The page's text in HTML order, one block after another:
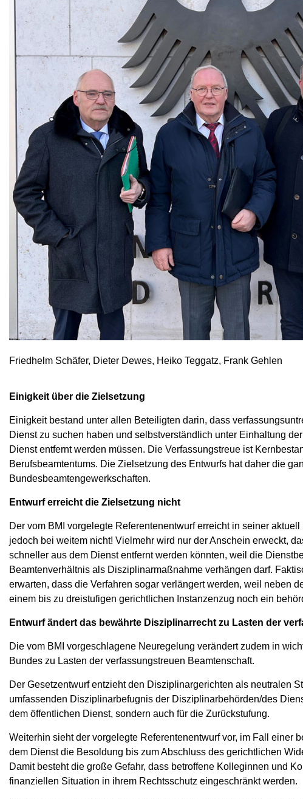
Friedhelm Schäfer, Dieter Dewes, Heiko Teggatz, Frank Gehlen
Einigkeit über die Zielsetzung
Einigkeit bestand unter allen Beteiligten darin, dass
Dienst zu suchen haben und selbstverständlich unter Einhaltung
Dienst entfernt werden müssen. Die Verfassungstreue ist
Berufsbeamtentums. Die Zielsetzung des Entwurfs hat daher die
Bundesbeamtengewerkschaften.
Entwurf erreicht die Zielsetzung nicht
Der vom BMI vorgelegte Referentenentwurf erreicht in seiner
jedoch bei weitem nicht! Vielmehr wird nur der Anschein erweckt,
schneller aus dem Dienst entfernt werden könnten, weil die
Beamtenverhältnis als Disziplinarmaßnahme verhängen darf.
erwarten, dass die Verfahren sogar verlängert werden, weil neben
einem bis zu dreistufigen gerichtlichen Instanzenzug noch ein
Entwurf ändert das bewährte Disziplinarrecht zu Lasten der
Die vom BMI vorgeschlagene Neuregelung verändert zudem in
Bundes zu Lasten der verfassungstreuen Beamtenschaft.
Der Gesetzentwurf entzieht den Disziplinargerichten als neutralen
umfassenden Disziplinarbefugnis der Disziplinarbehörden/des
dem öffentlichen Dienst, sondern auch für die Zurückstufung.
Weiterhin sieht der vorgelegte Referentenentwurf vor, im Fall einer
dem Dienst die Besoldung bis zum Abschluss des gerichtlichen
Damit besteht die große Gefahr, dass betroffene Kolleginnen und
finanziellen Situation in ihrem Rechtsschutz eingeschränkt werden.